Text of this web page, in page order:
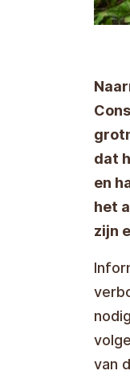
dat
en
het
zijn
van